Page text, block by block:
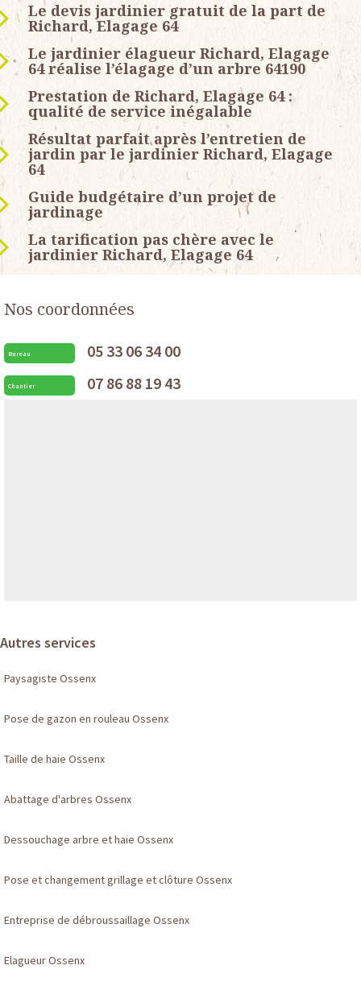
Le devis jardinier gratuit de la part de
Richard, Elagage 64
Le jardinier élagueur Richard, Elagage
64 réalise l’élagage d’un arbre 64190
Prestation de Richard, Elagage 64 :
qualité de service inégalable
Résultat parfait après l’entretien de
jardin par le jardinier Richard, Elagage
64
Guide budgétaire d’un projet de
jardinage
La tarification pas chère avec le
jardinier Richard, Elagage 64
Nos coordonnées
Bureau 05 33 06 34 00
Chantier 07 86 88 19 43
Autres services
Paysagiste Ossenx
Pose de gazon en rouleau Ossenx
Taille de haie Ossenx
Abattage d'arbres Ossenx
Dessouchage arbre et haie Ossenx
Pose et changement grillage et clôture Ossenx
Entreprise de débroussaillage Ossenx
Elagueur Ossenx